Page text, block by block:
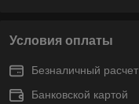
Условия оплаты
Безналичный расчет
Банковской картой